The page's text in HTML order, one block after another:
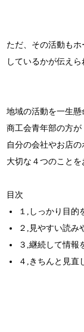
ただ、その活動も
しているかが伝えら
地域の活動を一生懸
商工会青年部の方が
自分の会社やお店の
大切な４つのことを
目次
１,しっかり目的
２,見やすい読み
３,継続して情報
４,きちんと見直